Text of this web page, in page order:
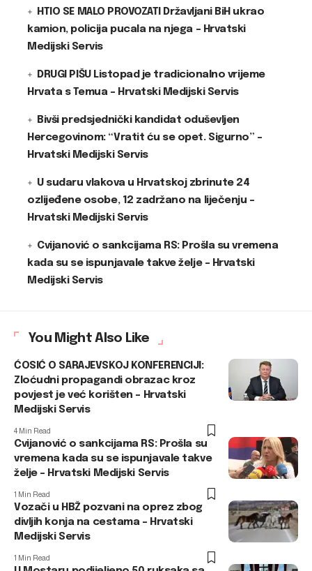
HTIO SE MALO PROVOZATI Državljani BiH ukrao
kamion, policija pucala na njega – Hrvatski
Medijski Servis
DRUGI PIŠU Listopad je tradicionalno vrijeme
Hrvata s Temua – Hrvatski Medijski Servis
Bivši predsjednički kandidat oduševljen
Hercegovinom: “Vratit ću se opet. Sigurno” –
Hrvatski Medijski Servis
U sudaru vlakova u Hrvatskoj zbrinute 24
ozlijeđene osobe, 12 zadržano na liječenju –
Hrvatski Medijski Servis
Cvijanović o sankcijama RS: Prošla su vremena
kada su se ispunjavale takve želje – Hrvatski
Medijski Servis
You Might Also Like
ĆOSIĆ O SARAJEVSKOJ KONFERENCIJI:
Zloćudni propagandi obrazac kroz
povjest je već korišten – Hrvatski
Medijski Servis
4 Min Read
Cvijanović o sankcijama RS: Prošla su
vremena kada su se ispunjavale takve
želje – Hrvatski Medijski Servis
1 Min Read
Vozači u HBŽ pozvani na oprez zbog
divljih konja na cestama – Hrvatski
Medijski Servis
1 Min Read